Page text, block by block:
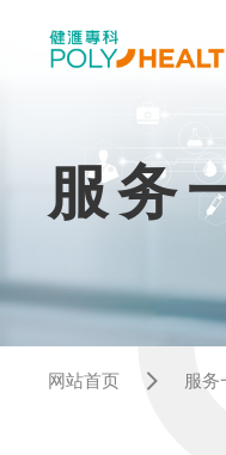
服务
网站首页 服务